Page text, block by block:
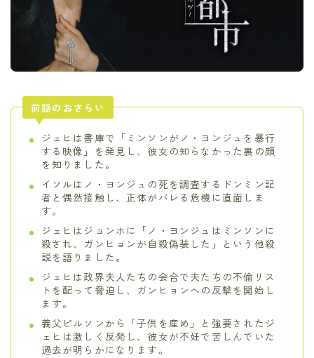
前話のおさらい
ジェヒは書庫で「ミンソンがノ・ヨンジュを暴行
する映像」を発見し、彼女の知らなかった裏の顔
を知りました。
イソルはノ・ヨンジュの死を調査するドンミン記
者と偶然接触し、正体がバレる危機に直面しま
す。
ジェヒはジョンホに「ノ・ヨンジュはミンソンに
殺され、ガンヒョンが自殺偽装した」という他殺
説を語りました。
ジェヒは政界夫人たちの会合で夫たちの不倫リス
トを配って脅迫し、ガンヒョンへの反撃を開始し
ます。
義父ピルソンから「子供を産め」と強要されたジ
ェヒは激しく反発し、彼女が不妊で苦しんでいた
過去が明らかになります。